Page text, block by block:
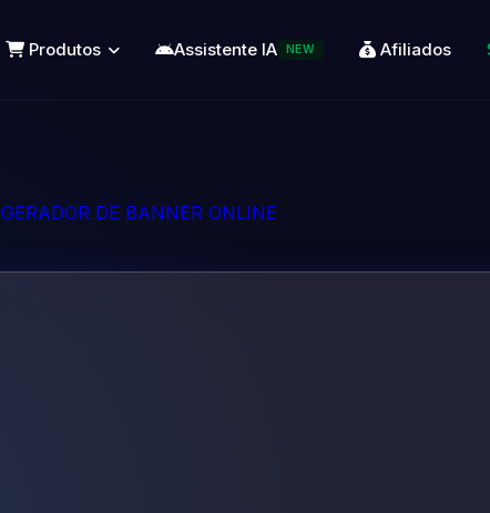
Produtos Assistente IA NEW Afiliados
GERADOR DE BANNER ONLINE